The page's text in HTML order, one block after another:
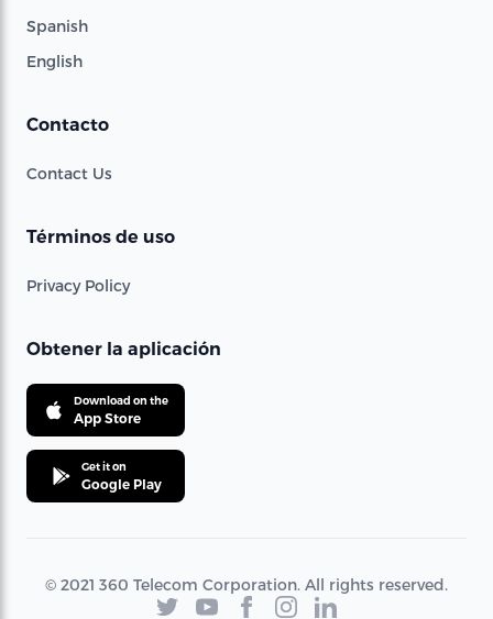
Spanish
English
Contacto
Contact Us
Términos de uso
Privacy Policy
Obtener la aplicación
Download on the
App Store
Get it on
Google Play
© 2021 360 Telecom Corporation. All rights reserved.